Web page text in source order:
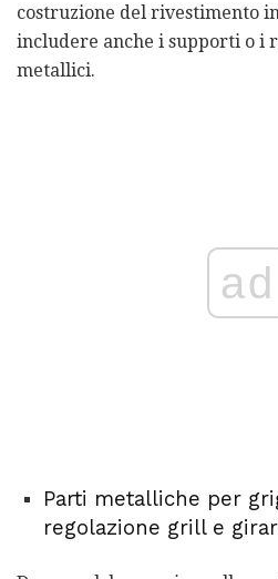
costruzione del rivestimento
includere anche i supporti o i
metallici.
ad
Parti metalliche per
regolazione grill e